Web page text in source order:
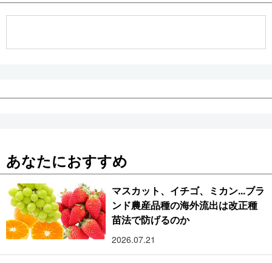
あなたにおすすめ
マスカット、イチゴ、ミカン...ブラ
ンド農産品種の海外流出は改正種
苗法で防げるのか
2026.07.21